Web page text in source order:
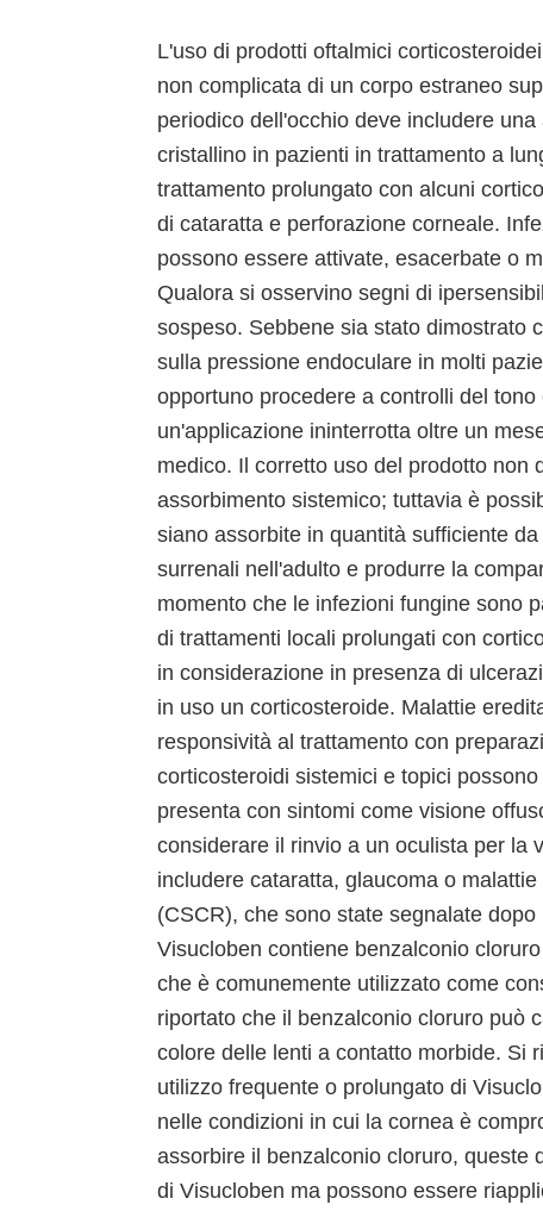
L'uso di prodotti oftalmici
non complicata di un corpo estraneo
periodico dell'occhio deve includere
cristallino in pazienti in trattamento a
trattamento prolungato con alcuni
di cataratta e perforazione corneale.
possono essere attivate, esacerbate o
Qualora si osservino segni di
sospeso. Sebbene sia stato dimostrato
sulla pressione endoculare in molti
opportuno procedere a controlli del
un'applicazione ininterrotta oltre un
medico. Il corretto uso del prodotto non
assorbimento sistemico; tuttavia è
siano assorbite in quantità sufficiente
surrenali nell'adulto e produrre la
momento che le infezioni fungine sono
di trattamenti locali prolungati con
in considerazione in presenza di
in uso un corticosteroide. Malattie
responsività al trattamento con
corticosteroidi sistemici e topici
presenta con sintomi come visione
considerare il rinvio a un oculista per la
includere cataratta, glaucoma o
(CSCR), che sono state segnalate
Visucloben contiene benzalconio
che è comunemente utilizzato come
riportato che il benzalconio cloruro può
colore delle lenti a contatto morbide. Si
utilizzo frequente o prolungato di
nelle condizioni in cui la cornea è
assorbire il benzalconio cloruro, queste
di Visucloben ma possono essere